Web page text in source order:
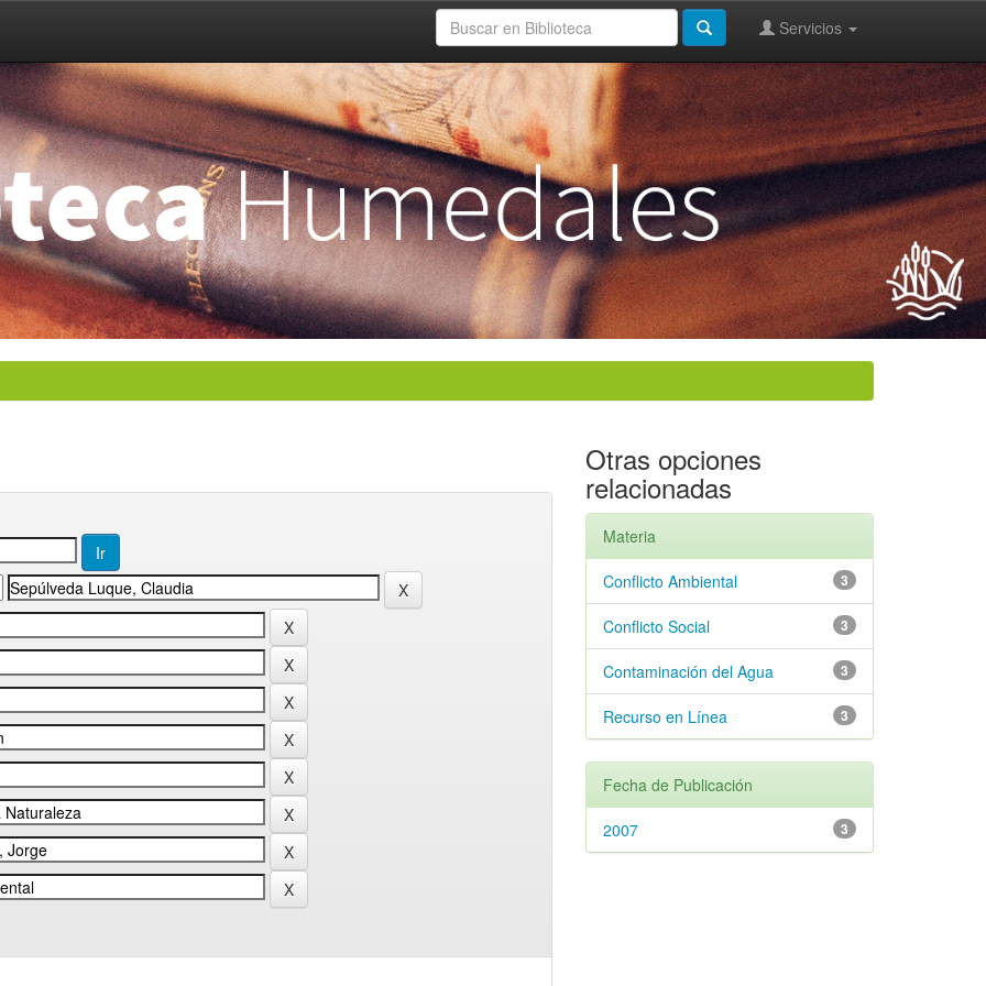
Servicios
Otras opciones
relacionadas
Materia
3
Conflicto Ambiental
3
Conflicto Social
3
Contaminación del Agua
3
Recurso en Línea
Fecha de Publicación
3
2007